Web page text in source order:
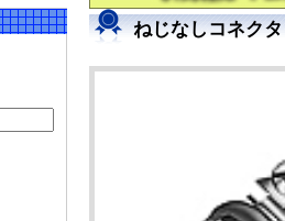
ねじなしコネク